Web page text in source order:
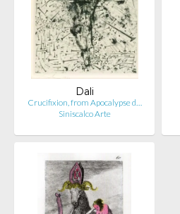
Dali
Crucifixion, from Apocalypse d…
Siniscalco Arte